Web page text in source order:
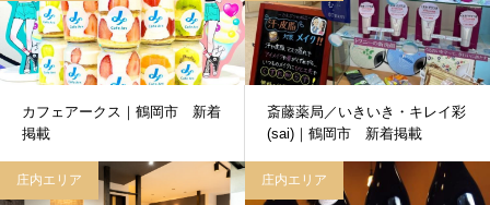
カフェアークス｜鶴岡市 新着
掲載
斎藤薬局／いきいき・キレイ彩
(sai)｜鶴岡市 新着掲載
庄内エリア 庄内エリア